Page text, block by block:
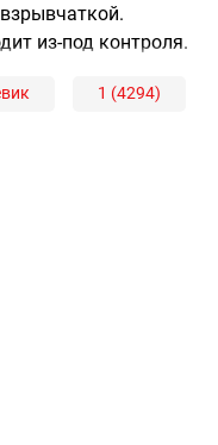
из-под контроля.
1 (4294)